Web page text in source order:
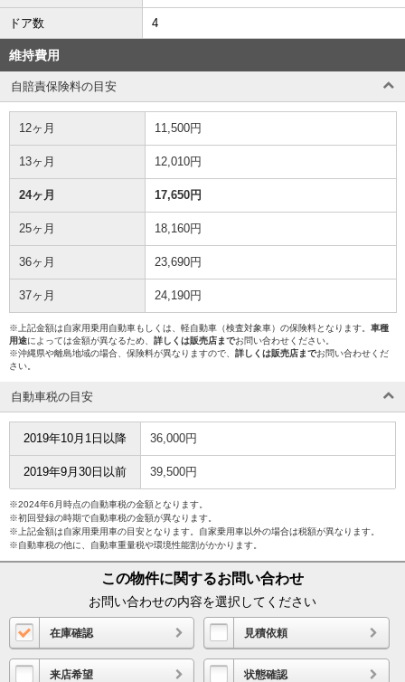
ドア数 4
維持費用
自賠責保険料の目安
12ヶ月 11,500円
13ヶ月 12,010円
24ヶ月 17,650円
25ヶ月 18,160円
36ヶ月 23,690円
37ヶ月 24,190円
※上記金額は自家用乗用自動車もしくは、軽自動車（検査対象車）の保険料となります。 車種
用途によっては金額が異なるため、 詳しくは販売店までお問い合わせください。
※沖縄県や離島地域の場合、保険料が異なりますので、 詳しくは販売店までお問い合わせくだ
さい。
自動車税の目安
2019年10月1日以降 36,000円
2019年9月30日以前 39,500円
※2024年6月時点の自動車税の金額となります。
※初回登録の時期で自動車税の金額が異なります。
※上記金額は自家用乗用車の目安となります。自家乗用車以外の場合は税額が異なります。
※自動車税の他に、自動車重量税や環境性能割がかかります。
この物件に関するお問い合わせ
お問い合わせの内容を選択してください
在庫確認 見積依頼
来店希望 状態確認